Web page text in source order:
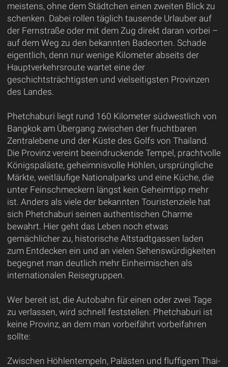
meistens, ohne dem Städtchen einen zweiten Blick zu
schenken. Dabei rollen täglich tausende Urlauber auf
der Fernstraße oder mit dem Zug direkt daran vorbei –
auf dem Weg zu den bekannten Badeorten. Schade
eigentlich, denn nur wenige Kilometer abseits der
Hauptverkehrsroute wartet eine der
geschichtsträchtigsten und vielseitigsten Provinzen
des Landes.
Phetchaburi liegt rund 160 Kilometer südwestlich von
Bangkok am Übergang zwischen der fruchtbaren
Zentralebene und der Küste des Golfs von Thailand.
Die Provinz vereint beeindruckende Tempel, prachtvolle
Königspaläste, geheimnisvolle Höhlen, ursprüngliche
Märkte, weitläufige Nationalparks und eine Küche, die
unter Feinschmeckern längst kein Geheimtipp mehr
ist. Anders als viele der bekannten Touristenziele hat
sich Phetchaburi seinen authentischen Charme
bewahrt. Hier geht das Leben noch etwas
gemächlicher zu, historische Altstadtgassen laden
zum Entdecken ein und an vielen Sehenswürdigkeiten
begegnet man deutlich mehr Einheimischen als
internationalen Reisegruppen.
Wer bereit ist, die Autobahn für einen oder zwei Tage
zu verlassen, wird schnell feststellen: Phetchaburi ist
keine Provinz, an dem man vorbeifährt vorbeifahren
sollte:
Zwischen Höhlentempeln, Palästen und fluffigem Thai-